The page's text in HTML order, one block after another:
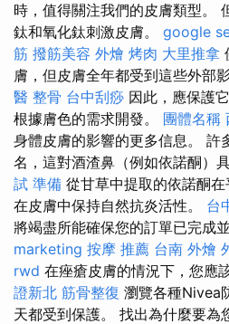
時，值得關注我們的皮膚類型。
鈦和氧化鈦刺激皮膚。 google
筋 撥筋美容 外燴 烤肉 大里推拿
膚，但皮膚全年都受到這些外部
醫 整骨 台中刮痧 因此，應保護
根據膚色的需求開發。 團體名稱
身體皮膚的影響的更多信息。 許
名，這對酒渣鼻（例如依諾酮）
試 準備 從甘草中提取的依諾酮在
在皮膚中保持自然抗炎活性。 台
將竭盡所能確保您的訂單已完成
marketing 按摩 推薦 台南 外燴
rwd 在痤瘡皮膚的情況下，您應
證新北 筋骨整復 瀏覽各種Nivea
天都受到保護。 找出為什麼要為